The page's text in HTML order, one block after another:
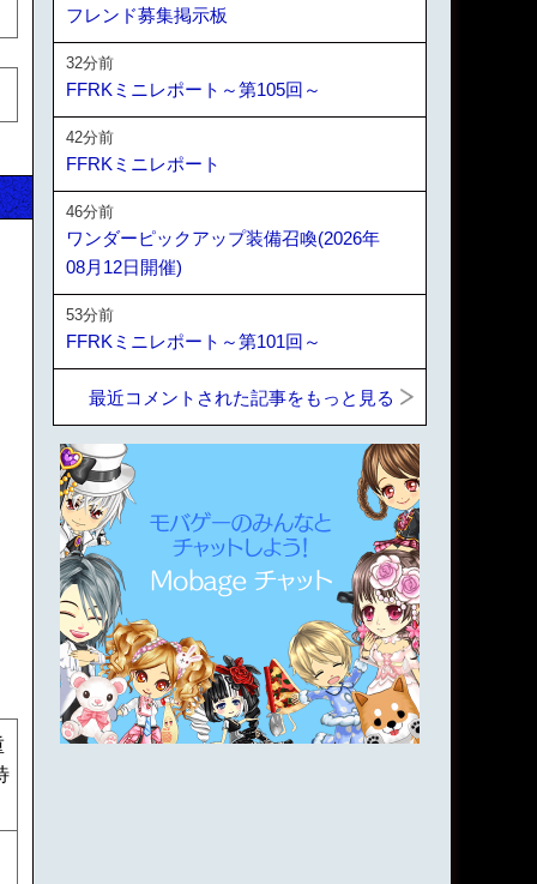
フレンド募集掲示板
32分前
FFRKミニレポート～第105回～
42分前
FFRKミニレポート
46分前
ワンダーピックアップ装備召喚(2026年
08月12日開催)
53分前
FFRKミニレポート～第101回～
最近コメントされた記事をもっと見る